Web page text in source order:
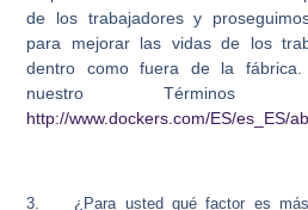
de los trabajadores y
para mejorar las vidas de los
dentro como fuera de la
nuestro Términos
http://www.dockers.com/ES/es_ES/
3. ¿Para usted qué factor es